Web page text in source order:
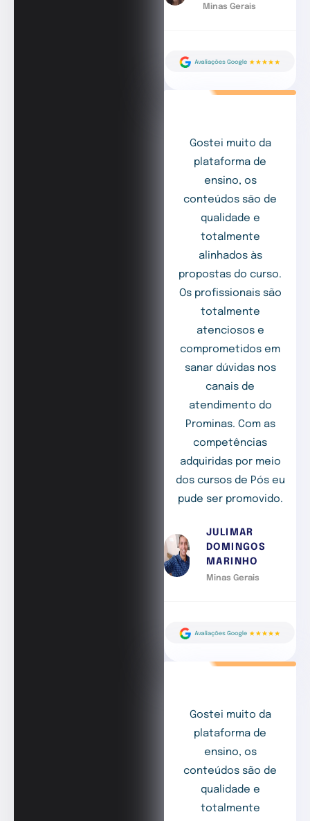
Minas Gerais
Gostei muito da
plataforma de
ensino, os
conteúdos são de
qualidade e
totalmente
alinhados às
propostas do curso.
Os profissionais são
totalmente
atenciosos e
comprometidos em
sanar dúvidas nos
canais de
atendimento do
Prominas. Com as
competências
adquiridas por meio
dos cursos de Pós eu
pude ser promovido.
JULIMAR
DOMINGOS
MARINHO
Minas Gerais
Gostei muito da
plataforma de
ensino, os
conteúdos são de
qualidade e
totalmente